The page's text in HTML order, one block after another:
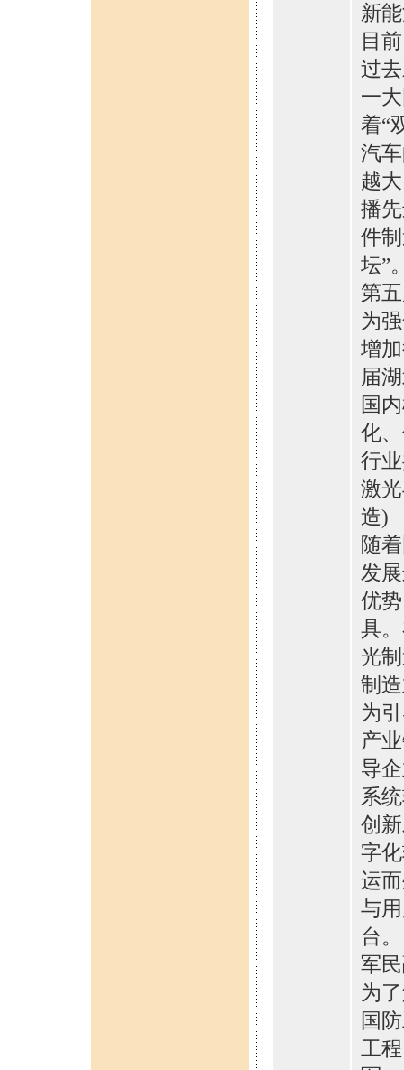
新
目
过
一
着“
汽
越
播
件
坛”
第
为
增
届
国
化
行
激
造)
随
发
优
具
光
制
为
产
导
系
创
字
运
与
台。
军
为
国
工